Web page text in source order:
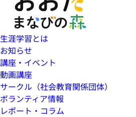
生涯学習とは
お知らせ
講座・イベント
動画講座
サークル（社会教育関係団体）
ボランティア情報
レポート・コラム